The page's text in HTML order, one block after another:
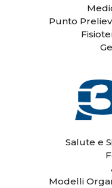
Punto
Salute e
Modelli